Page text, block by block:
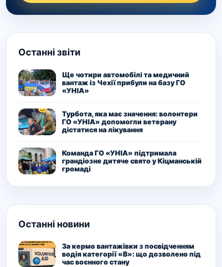
Останні звіти
Ще чотири автомобілі та медичний
вантаж із Чехії прибули на базу ГО
«УНІА»
Турбота, яка має значення: волонтери
ГО «УНІА» допомогли ветерану
дістатися на лікування
Команда ГО «УНІА» підтримала
грандіозне дитяче свято у Кіцманській
громаді
Останні новини
За кермо вантажівки з посвідченням
водія категорії «В»: що дозволено під
час воєнного стану